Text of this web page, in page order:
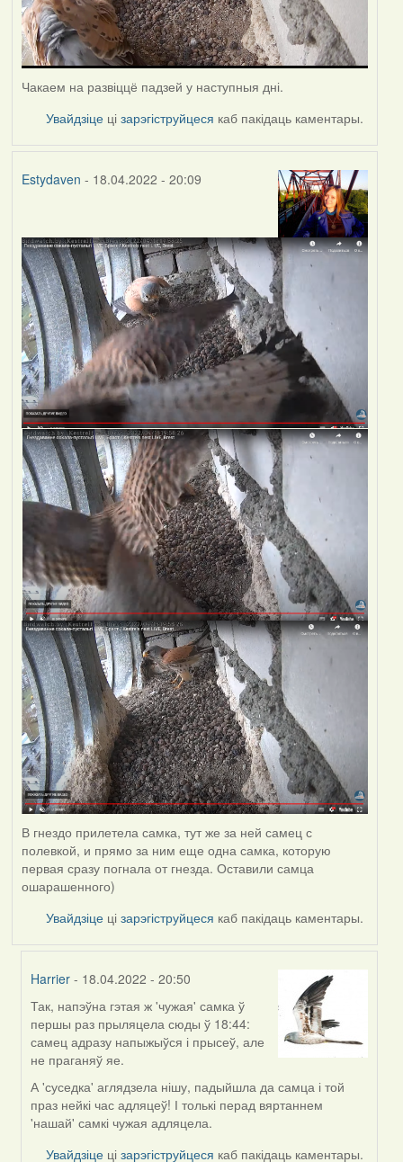
Чакаем на развіццё падзей у наступныя дні.
Увайдзіце цізарэгіструйцеся каб пакідаць каментары.
Estydaven - 18.04.2022 - 20:09
В гнездо прилетела самка, тут же за ней самец с
полевкой, и прямо за ним еще одна самка, которую
первая сразу погнала от гнезда. Оставили самца
ошарашенного)
Увайдзіце цізарэгіструйцеся каб пакідаць каментары.
Harrier - 18.04.2022 - 20:50
In
reply
to
by
Estydaven
Так, напэўна гэтая ж 'чужая' самка ў
першы раз прыляцела сюды ў 18:44:
самец адразу напыжыўся і прысеў, але
не праганяў яе.
А 'суседка' аглядзела нішу, падыйшла да самца і той
праз нейкі час адляцеў! І толькі перад вяртаннем
'нашай' самкі чужая адляцела.
Увайдзіце цізарэгіструйцеся каб пакідаць каментары.